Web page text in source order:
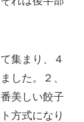
集まり、４
した。２、
美しい餃子
方式になり